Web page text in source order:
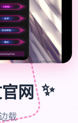
网 ✨
载